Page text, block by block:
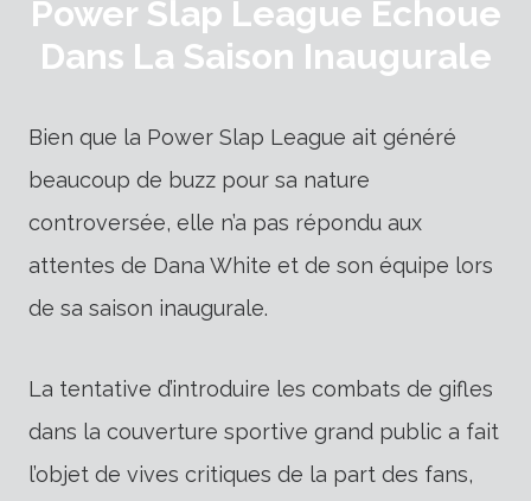
Power Slap League Échoue
Dans La Saison Inaugurale
Bien que la Power Slap League ait généré
beaucoup de buzz pour sa nature
controversée, elle n’a pas répondu aux
attentes de Dana White et de son équipe lors
de sa saison inaugurale.
La tentative d’introduire les combats de gifles
dans la couverture sportive grand public a fait
l’objet de vives critiques de la part des fans,